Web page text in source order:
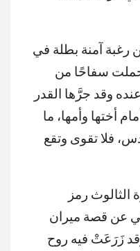
رغبة آمنة بطلة في
حملت سفاحًا من
وقد جرَّها القدر
أختها وأمها، ما
فلا تقوى وتقع
الثالوث رمز
عن قصة ميران
وقد زَرَعَتْ فيه روح